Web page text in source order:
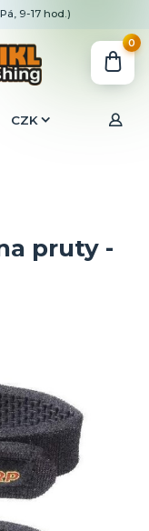
CZK
9-17 hod.)
0
pruty -